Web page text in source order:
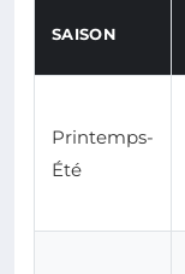
SAISON
Printemps-
Été